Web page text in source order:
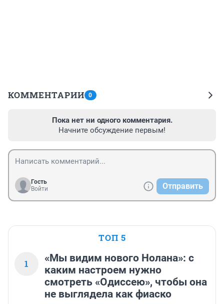
КОММЕНТАРИИ 0
Пока нет ни одного комментария.
Начните обсуждение первым!
Гость
Войти
Отправить
ТОП 5
1
«Мы видим нового Нолана»: с
каким настроем нужно
смотреть «Одиссею», чтобы она
не выглядела как фиаско